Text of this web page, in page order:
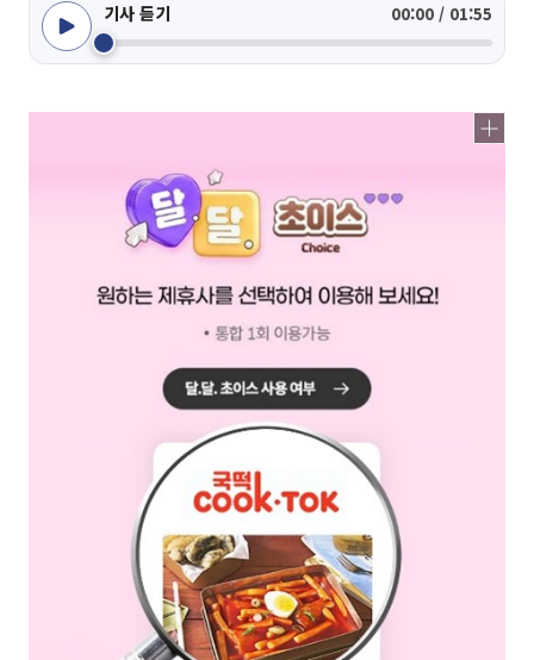
기사 듣기 00:00 / 01:55